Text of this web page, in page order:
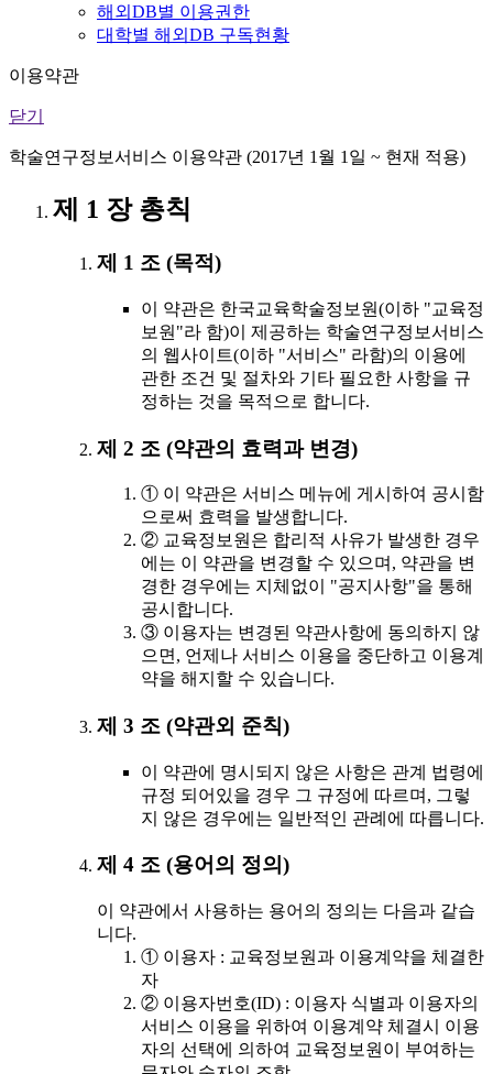
해외DB별 이용권한
대학별 해외DB 구독현황
이용약관
닫기
학술연구정보서비스 이용약관 (2017년 1월 1일 ~ 현재 적용)
제 1 장 총칙
제 1 조 (목적)
이 약관은 한국교육학술정보원(이하 "교육정
보원"라 함)이 제공하는 학술연구정보서비스
의 웹사이트(이하 "서비스" 라함)의 이용에
관한 조건 및 절차와 기타 필요한 사항을 규
정하는 것을 목적으로 합니다.
제 2 조 (약관의 효력과 변경)
① 이 약관은 서비스 메뉴에 게시하여 공시함
으로써 효력을 발생합니다.
② 교육정보원은 합리적 사유가 발생한 경우
에는 이 약관을 변경할 수 있으며, 약관을 변
경한 경우에는 지체없이 "공지사항"을 통해
공시합니다.
③ 이용자는 변경된 약관사항에 동의하지 않
으면, 언제나 서비스 이용을 중단하고 이용계
약을 해지할 수 있습니다.
제 3 조 (약관외 준칙)
이 약관에 명시되지 않은 사항은 관계 법령에
규정 되어있을 경우 그 규정에 따르며, 그렇
지 않은 경우에는 일반적인 관례에 따릅니다.
제 4 조 (용어의 정의)
이 약관에서 사용하는 용어의 정의는 다음과 같습
니다.
① 이용자 : 교육정보원과 이용계약을 체결한
자
② 이용자번호(ID) : 이용자 식별과 이용자의
서비스 이용을 위하여 이용계약 체결시 이용
자의 선택에 의하여 교육정보원이 부여하는